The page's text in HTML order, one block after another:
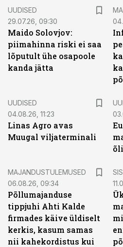
UUDISED
29.07.26, 09:30
Maido Solovjov:
piimahinna riski ei saa
lõputult ühe osapoole
kanda jätta
UUDISED
04.08.26, 11:23
Linas Agro avas
Muugal viljaterminali
MAJANDUSTULEMUSED
06.08.26, 09:34
Põllumajanduse
tippjuhi Ahti Kalde
firmades käive üldiselt
kerkis, kasum samas
nii kahekordistus kui